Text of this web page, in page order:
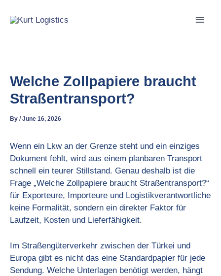
Welche Zollpapiere braucht
Straßentransport?
By /June 16, 2026
Wenn ein Lkw an der Grenze steht und ein einziges
Dokument fehlt, wird aus einem planbaren Transport
schnell ein teurer Stillstand. Genau deshalb ist die
Frage „Welche Zollpapiere braucht Straßentransport?“
für Exporteure, Importeure und Logistikverantwortliche
keine Formalität, sondern ein direkter Faktor für
Laufzeit, Kosten und Lieferfähigkeit.
Im Straßengüterverkehr zwischen der Türkei und
Europa gibt es nicht das eine Standardpapier für jede
Sendung. Welche Unterlagen benötigt werden, hängt